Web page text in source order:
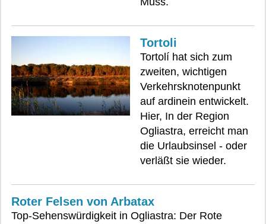
Tortoli
Tortolí hat sich zum
zweiten, wichtigen
Verkehrsknotenpunkt
auf ardinein entwickelt.
Hier, In der Region
Ogliastra, erreicht man
die Urlaubsinsel - oder
verläßt sie wieder.
Roter Felsen von Arbatax
Top-Sehenswürdigkeit in Ogliastra: Der Rote